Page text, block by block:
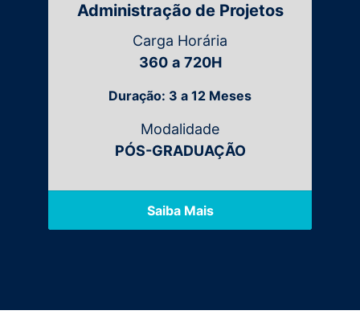
Administração de Projetos
Carga Horária
360 a 720H
Duração: 3 a 12 Meses
Modalidade
PÓS-GRADUAÇÃO
Saiba Mais